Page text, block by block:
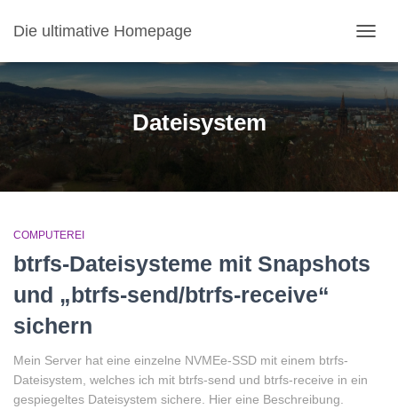
Die ultimative Homepage
Dateisystem
COMPUTEREI
btrfs-Dateisysteme mit Snapshots
und „btrfs-send/btrfs-receive“
sichern
Mein Server hat eine einzelne NVMEe-SSD mit einem btrfs-
Dateisystem, welches ich mit btrfs-send und btrfs-receive in ein
gespiegeltes Dateisystem sichere. Hier eine Beschreibung.